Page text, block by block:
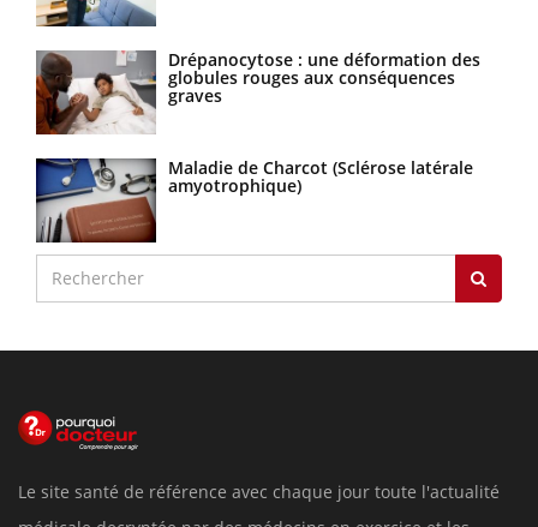
Drépanocytose : une déformation des
globules rouges aux conséquences
graves
Maladie de Charcot (Sclérose latérale
amyotrophique)
Le site santé de référence avec chaque jour toute l'actualité